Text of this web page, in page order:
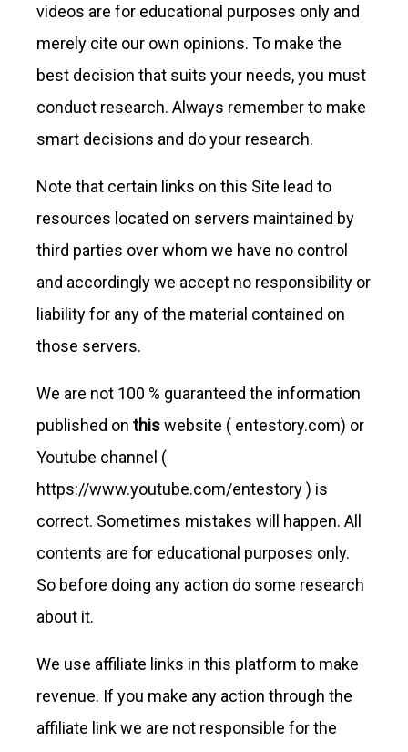
videos are for educational purposes only and
merely cite our own opinions. To make the
best decision that suits your needs, you must
conduct research. Always remember to make
smart decisions and do your research.
Note that certain links on this Site lead to
resources located on servers maintained by
third parties over whom we have no control
and accordingly we accept no responsibility or
liability for any of the material contained on
those servers.
We are not 100 % guaranteed the information
published on thiswebsite ( entestory.com) or
Youtube channel (
https://www.youtube.com/entestory ) is
correct. Sometimes mistakes will happen. All
contents are for educational purposes only.
So before doing any action do some research
about it.
We use affiliate links in this platform to make
revenue. If you make any action through the
affiliate link we are not responsible for the